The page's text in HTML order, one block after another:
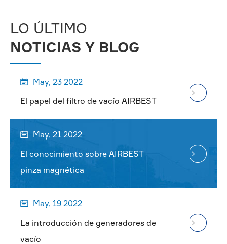
LO ÚLTIMO
NOTICIAS Y BLOG

May, 23 2022
El papel del filtro de vacío AIRBEST

May, 21 2022
El conocimiento sobre AIRBEST
pinza magnética

May, 19 2022
La introducción de generadores de
vacío